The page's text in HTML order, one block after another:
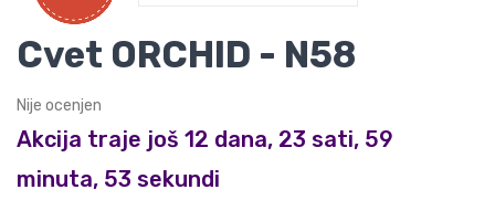
Cvet ORCHID - N58
Nije ocenjen
Akcija traje još 12 dana, 23 sati, 59
minuta, 53 sekundi